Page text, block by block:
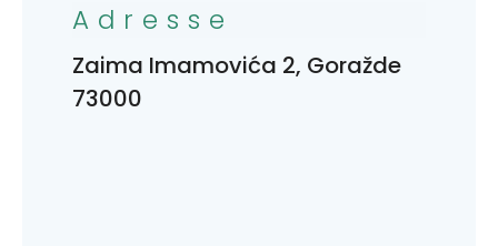
Adresse
Zaima Imamovića 2, Goražde
73000